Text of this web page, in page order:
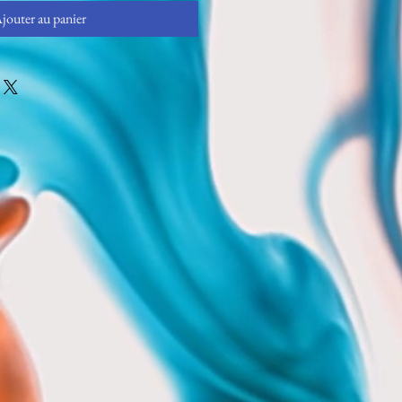
au panier